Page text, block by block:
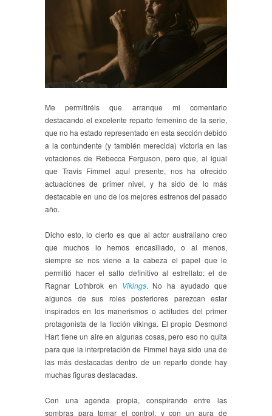
Me permitiréis que arranque mi comentario
destacando el excelente reparto femenino de la serie,
que no ha estado representado en esta sección debido
a la contundente (y también merecida) victoria en las
votaciones de Rebecca Ferguson, pero que, al igual
que Travis Fimmel aquí presente, nos ha ofrecido
actuaciones de primer nivel, y ha sido de lo más
destacable en uno de los mejores estrenos del pasado
año.
Dicho esto, lo cierto es que al actor australiano creo
que muchos lo hemos encasillado, o al menos,
siempre se nos viene a la cabeza el papel que le
permitió hacer el salto definitivo al estrellato: el de
Ragnar Lothbrok en Vikings. No ha ayudado que
algunos de sus roles posteriores parezcan estar
inspirados en los manerismos o actitudes del primer
protagonista de la ficción vikinga. El propio Desmond
Hart tiene un aire en algunas cosas, pero eso no quita
para que la interpretación de Fimmel haya sido una de
las más destacadas dentro de un reparto donde hay
muchas figuras destacadas.
Con una agenda propia, conspirando entre las
sombras para tomar el control, y con un aura de